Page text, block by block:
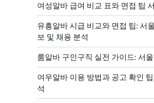
여성알바 급여 비교 표와 면접 팁
유흥알바 시급 비교와 면접 팁: 서
보 및 채용 분석
룸알바 구인구직 실전 가이드: 서
여우알바 이용 방법과 공고 확인
석